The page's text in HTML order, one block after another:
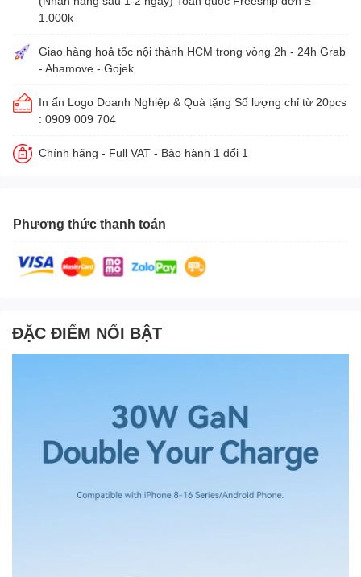
1.000k
Giao hàng hoả tốc nội thành HCM trong vòng 2h - 24h Grab
- Ahamove - Gojek
In ấn Logo Doanh Nghiệp & Quà tặng Số lượng chỉ từ 20pcs
: 0909 009 704
Chính hãng - Full VAT - Bảo hành 1 đổi 1
Phương thức thanh toán
ĐẶC ĐIỂM NỔI BẬT